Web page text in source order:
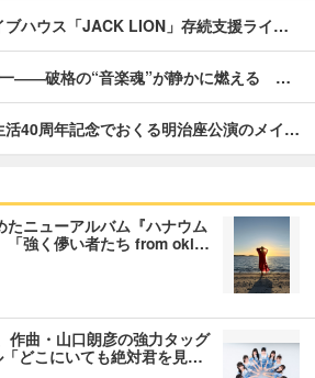
ブハウス「JACK LION」存続支援ライ…
一――破格の“音楽魂”が静かに燃える …
活40周年記念でおくる明治座公演のメイ…
ニューアルバム『ハナウム
強く儚い者たち from oki…
作曲・山口朗彦の強力タッグ
どこにいても絶対君を見…